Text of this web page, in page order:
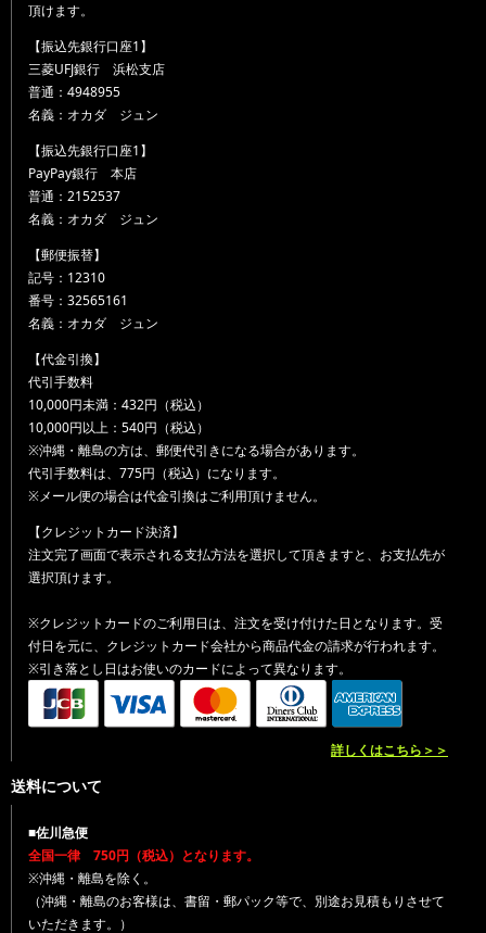
頂けます。
【振込先銀行口座1】
三菱UFJ銀行 浜松支店
普通：4948955
名義：オカダ ジュン
【振込先銀行口座1】
PayPay銀行 本店
普通：2152537
名義：オカダ ジュン
【郵便振替】
記号：12310
番号：32565161
名義：オカダ ジュン
【代金引換】
代引手数料
10,000円未満：432円（税込）
10,000円以上：540円（税込）
※沖縄・離島の方は、郵便代引きになる場合があります。
代引手数料は、775円（税込）になります。
※メール便の場合は代金引換はご利用頂けません。
【クレジットカード決済】
注文完了画面で表示される支払方法を選択して頂きますと、お支払先が
選択頂けます。
※クレジットカードのご利用日は、注文を受け付けた日となります。受
付日を元に、クレジットカード会社から商品代金の請求が行われます。
※引き落とし日はお使いのカードによって異なります。
詳しくはこちら＞＞
送料について
■佐川急便
全国一律 750円（税込）となります。
※沖縄・離島を除く。
（沖縄・離島のお客様は、書留・郵パック等で、別途お見積もりさせて
いただきます。）